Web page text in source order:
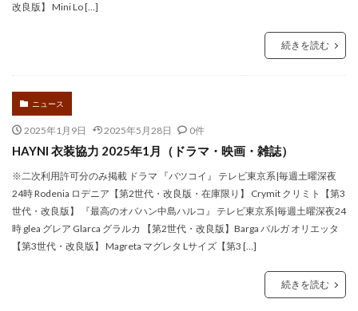
改良版】 Mini Lo […]
続きを読む
ニュース
2025年1月9日 2025年5月28日 0件
HAYNI 衣装協力 2025年1月（ドラマ・映画・雑誌）
※二次利用許可分のみ掲載 ドラマ 『バツコイ』 テレビ東京系|毎週土曜深夜
24時 Rodenia ロデニア【第2世代・改良版・在庫限り】 Crymit クリミト【第3
世代・改良版】 『最高のオバハン中島ハルコ』 テレビ東京系|毎週土曜深夜24
時 glea グレア Glarca グラルカ 【第2世代・改良版】Barga バルガ オリエッタ
【第3世代・改良版】 Magreta マグレタ Lサイズ【第3 […]
続きを読む